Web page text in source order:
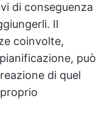
di conseguenza
Il
coinvolte,
può
di quel